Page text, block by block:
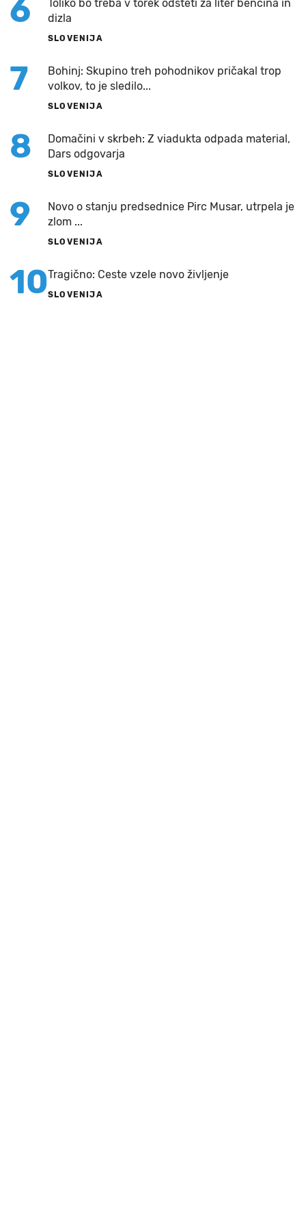
6
Toliko bo treba v torek odšteti za liter bencina in
dizla
SLOVENIJA
7
Bohinj: Skupino treh pohodnikov pričakal trop
volkov, to je sledilo...
SLOVENIJA
8
Domačini v skrbeh: Z viadukta odpada material,
Dars odgovarja
SLOVENIJA
9
Novo o stanju predsednice Pirc Musar, utrpela je
zlom ...
SLOVENIJA
10Tragično: Ceste vzele novo življenje
SLOVENIJA